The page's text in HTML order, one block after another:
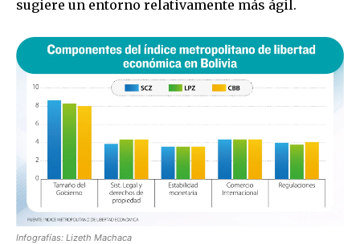
sugiere un entorno relativamente más ágil.
Infografías: Lizeth Machaca